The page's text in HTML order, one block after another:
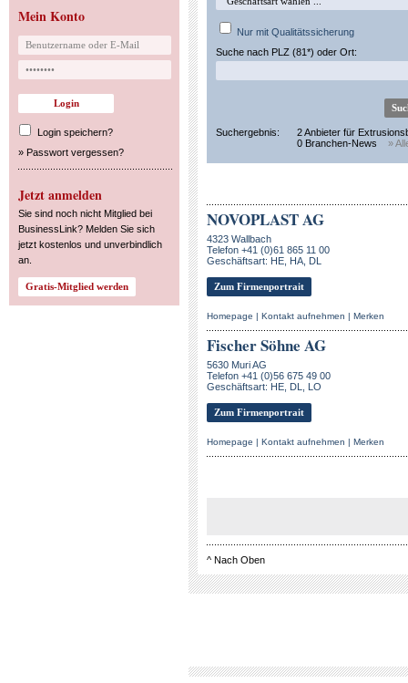
Mein Konto
Login speichern?
» Passwort vergessen?
Jetzt anmelden
Sie sind noch nicht Mitglied bei
BusinessLink? Melden Sie sich
jetzt kostenlos und unverbindlich
an.
Nur mit Qualitätssicherung
Suche nach PLZ (81*) oder Ort:
Suchergebnis:
2 Anbieter für
0 Branchen-News
»
NOVOPLAST AG
4323 Wallbach
Telefon +41 (0)61 865 11 00
Geschäftsart: HE, HA, DL
Zum Firmenportrait
Homepage | Kontakt aufnehmen | Merken
Fischer Söhne AG
5630 Muri AG
Telefon +41 (0)56 675 49 00
Geschäftsart: HE, DL, LO
Zum Firmenportrait
Homepage | Kontakt aufnehmen | Merken
^ Nach Oben